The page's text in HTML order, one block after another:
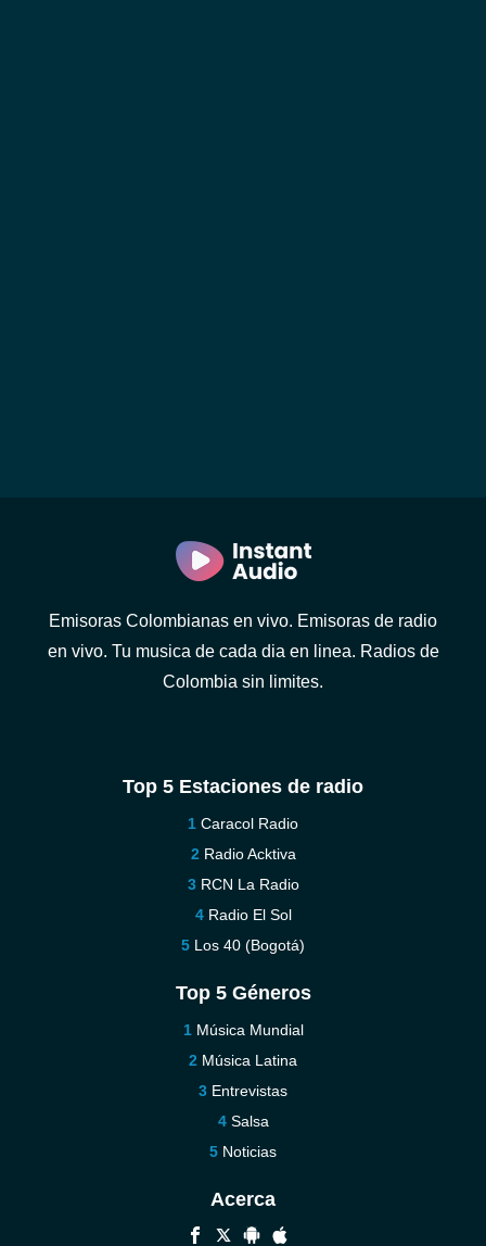
Emisoras Colombianas en vivo. Emisoras de radio
en vivo. Tu musica de cada dia en linea. Radios de
Colombia sin limites.
Top 5 Estaciones de radio
Caracol Radio
Radio Acktiva
RCN La Radio
Radio El Sol
Los 40 (Bogotá)
Top 5 Géneros
Música Mundial
Música Latina
Entrevistas
Salsa
Noticias
Acerca